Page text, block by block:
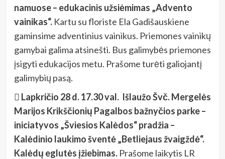
namuose – edukacinis užsiėmimas „Advento
vainikas“.Kartu su floriste Ela Gadišauskiene
gaminsime adventinius vainikus. Priemones vainikų
gamybai galima atsinešti. Bus galimybės priemones
įsigyti edukacijos metu. Prašome turėti galiojantį
galimybių pasą.
 Lapkričio 28 d. 17.30 val. Išlaužo Švč. Mergelės
Marijos Krikščionių Pagalbos bažnyčios parke –
iniciatyvos „Šviesios Kalėdos“ pradžia –
Kalėdinio laukimo šventė „Betliejaus žvaigždė“.
Kalėdų eglutės įžiebimas. Prašome laikytis LR